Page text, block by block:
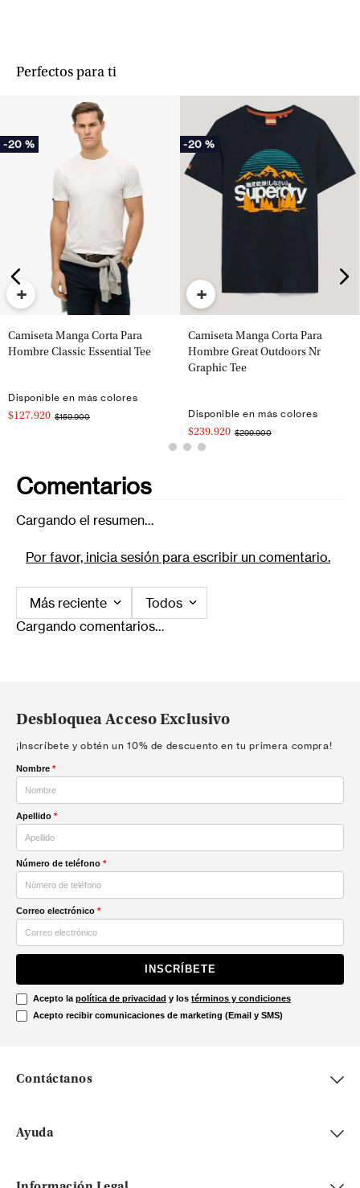
Perfectos para ti
-20 %
+
Camiseta Manga Corta Para
Hombre Classic Essential Tee
Disponible en más colores
$127.920 $159.900
-20 %
+
Camiseta Manga Corta Para
Hombre Great Outdoors Nr
Graphic Tee
Disponible en más colores
$239.920 $299.900
Comentarios
Cargando el resumen…
Por favor, inicia sesión para escribir un comentario.
Más reciente
Todos
Cargando comentarios…
Desbloquea Acceso Exclusivo
¡Inscríbete y obtén un 10% de descuento en tu primera compra!
Nombre *
Apellido *
Número de teléfono *
Correo electrónico *
INSCRÍBETE
Acepto la política de privacidad y los términos y condiciones
Acepto recibir comunicaciones de marketing (Email y SMS)
Contáctanos
Ayuda